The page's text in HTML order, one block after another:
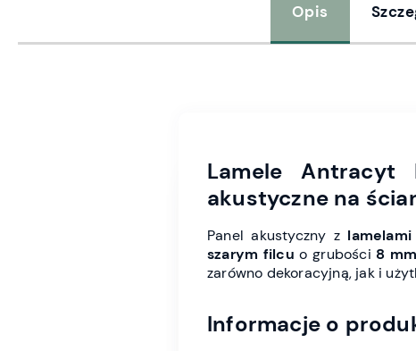
Opis
Lamele
akustyczne na
Panel akustyczny z
szarym filcu o grubości 8 mm
zarówno dekoracyjną, jak i
Informacje o